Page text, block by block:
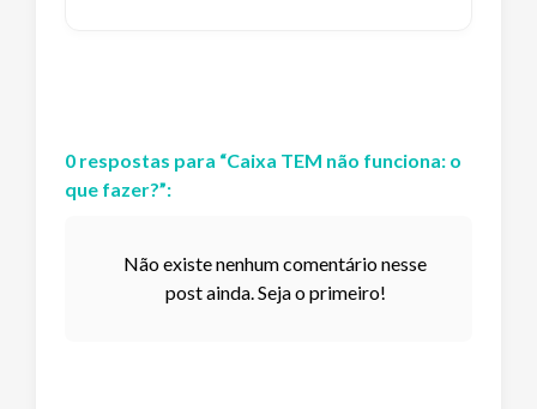
0 respostas para “Caixa TEM não funciona: o
que fazer?”:
Não existe nenhum comentário nesse
post ainda. Seja o primeiro!